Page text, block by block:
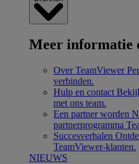
Meer informatie
Over TeamViewer
verbinden.
Hulp en contact
met ons team.
Een partner worden
partnerprogramma
Succesverhalen
TeamViewer-klanten.
NIEUWS